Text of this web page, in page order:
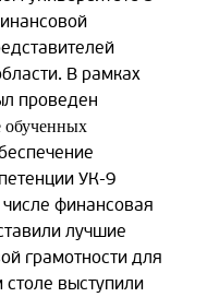
В рамках
проведен
обученных
УК-9
финансовая
лучшие
грамотности для
выступили